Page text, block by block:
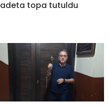
adeta topa tutuldu